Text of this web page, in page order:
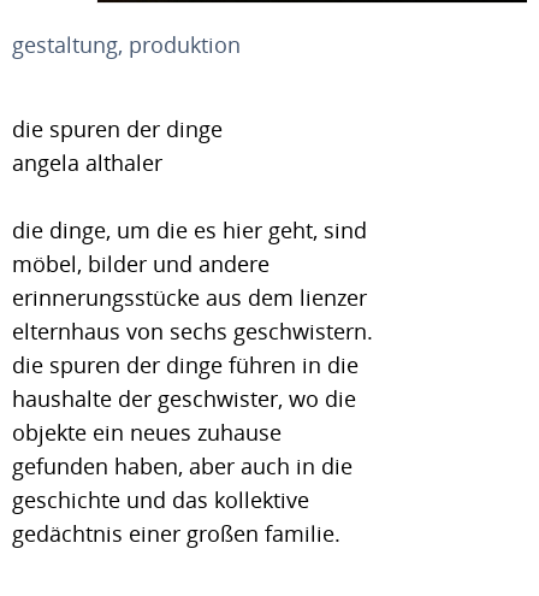
gestaltung, produktion
die spuren der dinge
angela althaler
die dinge, um die es hier geht, sind
möbel, bilder und andere
erinnerungsstücke aus dem lienzer
elternhaus von sechs geschwistern.
die spuren der dinge führen in die
haushalte der geschwister, wo die
objekte ein neues zuhause
gefunden haben, aber auch in die
geschichte und das kollektive
gedächtnis einer großen familie.